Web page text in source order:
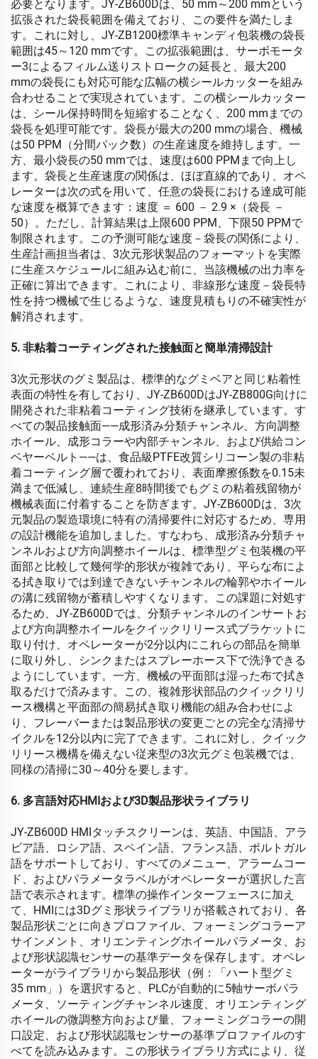
必要となります。JY-ZB600Dは、50 mm～200 mmという
拡張された袋長範囲を備えており、この要件を満たしま
す。これに対し、JY-ZB1200標準キャンディ包装機の袋長
範囲は45～120 mmです。この拡張範囲は、サーボモータ
ー3によるフィルム送りストロークの延長と、最大200
mmの袋長にも対応可能な広幅の横シールカッターを組み
合わせることで実現されています。この横シールカッター
は、シール保持時間を短縮することなく、200 mmまでの
袋長を処理可能です。袋長が最大の200 mmの場合、機械
は50 PPM（分間パック数）の生産速度を維持します。一
方、最小袋長の50 mmでは、速度は600 PPMまで向上し
ます。袋長と生産速度の関係は、ほぼ直線的であり、オペ
レーターは次の式を用いて、任意の袋長における達成可能
な速度を概算できます：速度 ＝ 600 － 2.9 ×（袋長 －
50）。ただし、計算結果は上限600 PPM、下限50 PPMで
制限されます。この予測可能な速度－袋長の関係により、
生産計画担当者は、3次元形状製品のフォーマットを実際
に生産スケジュールに組み込む前に、当該機械の出力率を
正確に算出できます。これにより、非線形な速度－袋長特
性を持つ機械で生じるような、速度見積もりの不確実性が
解消されます。
5. 非粘着コーティングされた接触面と簡単清掃設計
3次元形状のグミ製品は、標準的なグミベアと同じ粘着性
表面の特性を有しており、JY-ZB600DはJY-ZB800G向けに
開発された非粘着コーティング技術を継承しています。す
べての製品接触面——成形済み分類チャンネル、方向調整
ホイール、成形コラーや内部チャンネル、および供給コン
ベヤーベルト——は、食品級PTFE改質シリコーン製の非粘
着コーティング層で覆われており、表面摩擦係数を0.15未
満まで低減し、連続生産8時間後でもグミの粘着残留物が
機械表面に付着することを防ぎます。JY-ZB600Dは、3次
元製品の製造環境に特有の清掃要件に対応するため、専用
の設計機能を追加しました。すなわち、成形済み分類チャ
ンネルおよび方向調整ホイールは、標準型グミ包装機の平
面部と比較して幾何学的形状が複雑であり、平らな布によ
る拭き取りでは到達できないチャンネルの輪郭やホイール
の溝に残留物が蓄積しやすくなります。この課題に対処す
るため、JY-ZB600Dでは、分類チャンネルのインサートお
よび方向調整ホイールをクイックリリース式ブラケットに
取り付け、オペレーターが2分以内にこれらの部品を簡単
に取り外し、シンクまたはスプレーホース下で洗浄できる
ようにしています。一方、機械の平面部は湿った布で拭き
取るだけで済みます。この、複雑形状部品のクイックリリ
ース機構と平面部の簡易拭き取り機能の組み合わせによ
り、フレーバーまたは製品形状の変更ごとの完全な清掃サ
イクルを12分以内に完了できます。これに対し、クイック
リリース機構を備えない従来型の3次元グミ包装機では、
同様の清掃に30～40分を要します。
6. 多言語対応HMIおよび3D製品形状ライブラリ
JY-ZB600D HMIタッチスクリーンは、英語、中国語、アラ
ビア語、ロシア語、スペイン語、フランス語、ポルトガル
語をサポートしており、すべてのメニュー、アラームコー
ド、およびパラメータラベルがオペレーターが選択した言
語で表示されます。標準の操作インターフェースに加え
て、HMIには3Dグミ形状ライブラリが搭載されており、各
製品形状ごとに向きプロファイル、フォーミングコラーア
サインメント、オリエンティングホイールパラメータ、お
よび形状認識センサーの基準データを保存します。オペレ
ーターがライブラリから製品形状（例：「ハート型グミ
35 mm」）を選択すると、PLCが自動的に5軸サーボパラ
メータ、ソーティングチャンネル速度、オリエンティング
ホイールの微調整方向および量、フォーミングコラーの開
口設定、および形状認識センサーの基準プロファイルのす
べてを読み込みます。この形状ライブラリ方式により、従